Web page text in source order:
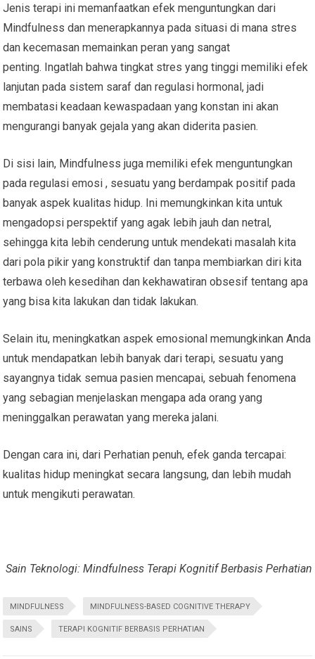
Jenis terapi ini memanfaatkan efek menguntungkan dari
Mindfulness dan menerapkannya pada situasi di mana stres
dan kecemasan memainkan peran yang sangat
penting. Ingatlah bahwa tingkat stres yang tinggi memiliki efek
lanjutan pada sistem saraf dan regulasi hormonal, jadi
membatasi keadaan kewaspadaan yang konstan ini akan
mengurangi banyak gejala yang akan diderita pasien.
Di sisi lain, Mindfulness juga memiliki efek menguntungkan
pada regulasi emosi , sesuatu yang berdampak positif pada
banyak aspek kualitas hidup. Ini memungkinkan kita untuk
mengadopsi perspektif yang agak lebih jauh dan netral,
sehingga kita lebih cenderung untuk mendekati masalah kita
dari pola pikir yang konstruktif dan tanpa membiarkan diri kita
terbawa oleh kesedihan dan kekhawatiran obsesif tentang apa
yang bisa kita lakukan dan tidak lakukan.
Selain itu, meningkatkan aspek emosional memungkinkan Anda
untuk mendapatkan lebih banyak dari terapi, sesuatu yang
sayangnya tidak semua pasien mencapai, sebuah fenomena
yang sebagian menjelaskan mengapa ada orang yang
meninggalkan perawatan yang mereka jalani.
Dengan cara ini, dari Perhatian penuh, efek ganda tercapai:
kualitas hidup meningkat secara langsung, dan lebih mudah
untuk mengikuti perawatan.
Sain Teknologi: Mindfulness Terapi Kognitif Berbasis Perhatian
MINDFULNESS MINDFULNESS-BASED COGNITIVE THERAPY
SAINS TERAPI KOGNITIF BERBASIS PERHATIAN